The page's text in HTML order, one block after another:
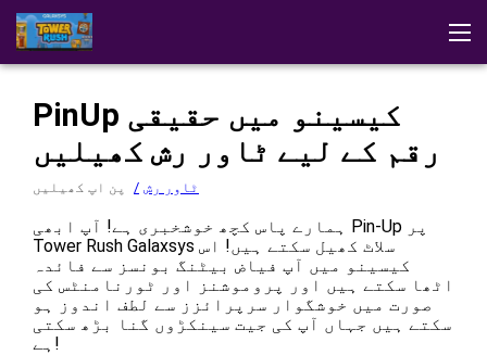
دیگر گلیکسیس کے کھیل
کیسینو میں کھیلیں
PinUp کیسینو میں حقیقی
رقم کے لیے ٹاور رش کھیلیں
ٹاور رش پن اپ کھیلیں
ہمارے پاس کچھ خوشخبری ہے! آپ ابھی Pin-Up پر
Tower Rush Galaxsys سلاٹ کھیل سکتے ہیں! اس
کیسینو میں آپ فیاض بیٹنگ بونسز سے فائدہ
اٹھا سکتے ہیں اور پروموشنز اور ٹورنامنٹس کی
صورت میں خوشگوار سرپرائزز سے لطف اندوز ہو
سکتے ہیں جہاں آپ کی جیت سینکڑوں گنا بڑھ سکتی
ہے!